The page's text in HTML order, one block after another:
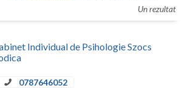
Un rezultat
Individual de Psihologie Szocs
0787646052